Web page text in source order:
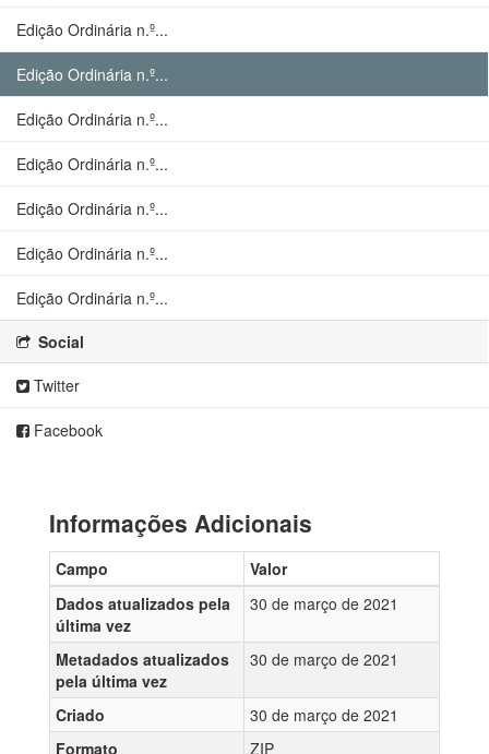
Edição Ordinária n.º...
Edição Ordinária n.º...
Edição Ordinária n.º...
Edição Ordinária n.º...
Edição Ordinária n.º...
Edição Ordinária n.º...
Edição Ordinária n.º...
Social
Twitter
Facebook
Informações Adicionais
Campo
Valor
Dados atualizados pela
última vez
30 de março de 2021
Metadados atualizados
pela última vez
30 de março de 2021
Criado
30 de março de 2021
Formato
ZIP